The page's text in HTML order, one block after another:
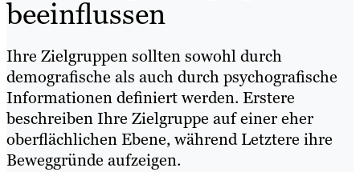
beeinflussen
Ihre Zielgruppen sollten sowohl durch
demografische als auch durch psychografische
Informationen definiert werden. Erstere
beschreiben Ihre Zielgruppe auf einer eher
oberflächlichen Ebene, während Letztere ihre
Beweggründe aufzeigen.